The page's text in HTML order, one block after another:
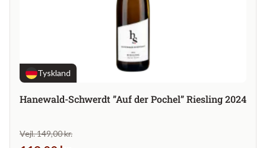
Tyskland
Hanewald-Schwerdt ”Auf der Pochel” Riesling 2024
Vejl. 149,00 kr.